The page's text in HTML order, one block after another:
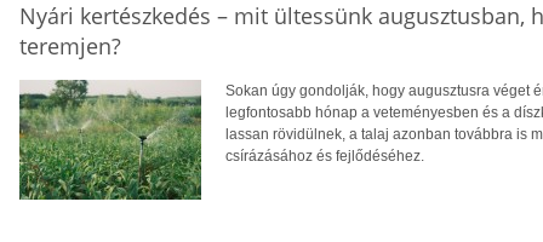
Nyári kertészkedés – mit ültessünk augusztusban,
teremjen?
Sokan úgy gondolják, hogy augusztusra véget
legfontosabb hónap a veteményesben és a
lassan rövidülnek, a talaj azonban továbbra is
csírázásához és fejlődéséhez.